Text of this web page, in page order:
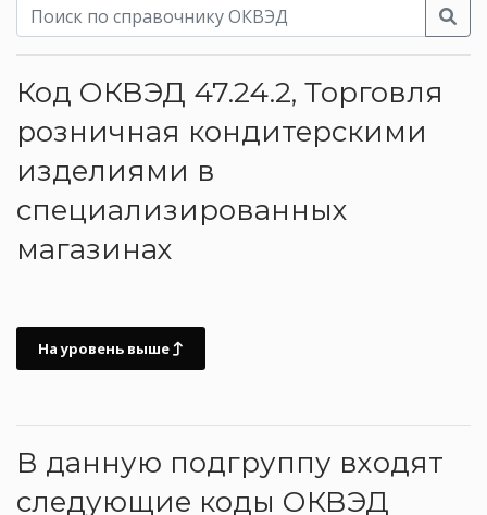
Код ОКВЭД 47.24.2, Торговля
розничная кондитерскими
изделиями в
специализированных
магазинах
На уровень выше
В данную подгруппу входят
следующие коды ОКВЭД